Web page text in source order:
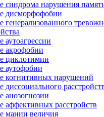
синдрома нарушения
дисморфофобии
генерализованного
аутоагрессии
акрофобии
циклотимии
аутофобии
когнитивных нарушений
диссоциального
анозогнозии
аффективных расстройств
мании величия